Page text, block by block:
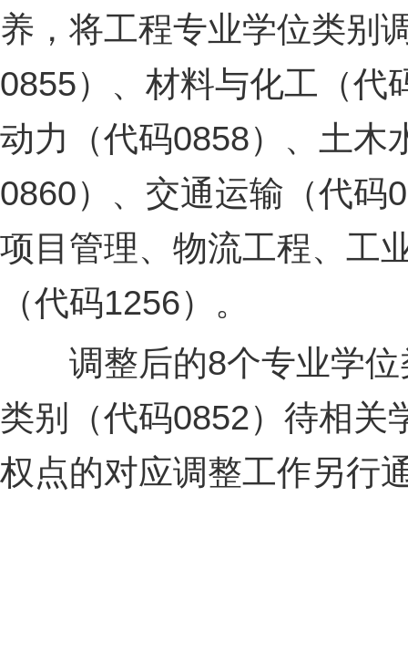
养，将工程专业学位类别
0855）、材料与化工（代
动力（代码0858）、土木
0860）、交通运输（代码
项目管理、物流工程、工
（代码1256）。
调整后的8个专业学位
类别（代码0852）待相关
权点的对应调整工作另行